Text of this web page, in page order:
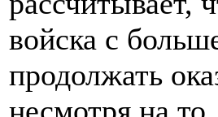
войска с
продолжать